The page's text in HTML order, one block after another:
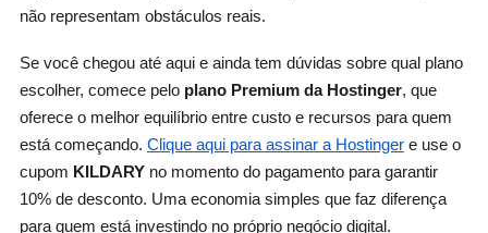
não representam obstáculos reais.
Se você chegou até aqui e ainda tem dúvidas sobre qual plano
escolher, comece pelo plano Premium da Hostinger, que
oferece o melhor equilíbrio entre custo e recursos para quem
está começando. Clique aqui para assinar a Hostingere use o
cupom KILDARYno momento do pagamento para garantir
10% de desconto. Uma economia simples que faz diferença
para quem está investindo no próprio negócio digital.